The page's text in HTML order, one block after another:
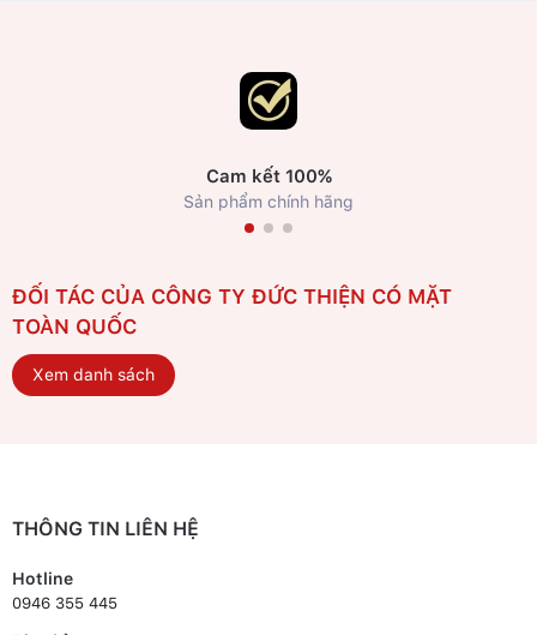
Cam kết 100%
Sản phẩm chính hãng
ĐỐI TÁC CỦA CÔNG TY ĐỨC THIỆN CÓ MẶT
TOÀN QUỐC
Xem danh sách
THÔNG TIN LIÊN HỆ
Hotline
0946 355 445